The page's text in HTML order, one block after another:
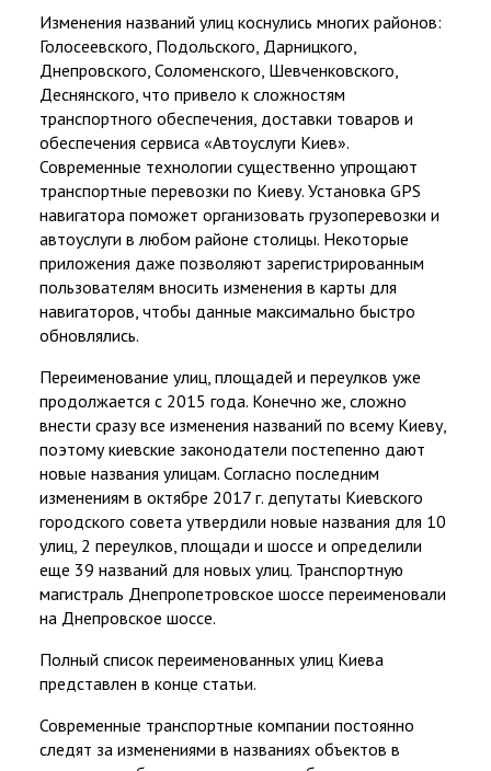
Изменения названий улиц коснулись многих районов:
Голосеевского, Подольского, Дарницкого,
Днепровского, Соломенского, Шевченковского,
Деснянского, что привело к сложностям
транспортного обеспечения, доставки товаров и
обеспечения сервиса «Автоуслуги Киев».
Современные технологии существенно упрощают
транспортные перевозки по Киеву. Установка GPS
навигатора поможет организовать грузоперевозки и
автоуслуги в любом районе столицы. Некоторые
приложения даже позволяют зарегистрированным
пользователям вносить изменения в карты для
навигаторов, чтобы данные максимально быстро
обновлялись.
Переименование улиц, площадей и переулков уже
продолжается с 2015 года. Конечно же, сложно
внести сразу все изменения названий по всему Киеву,
поэтому киевские законодатели постепенно дают
новые названия улицам. Согласно последним
изменениям в октябре 2017 г. депутаты Киевского
городского совета утвердили новые названия для 10
улиц, 2 переулков, площади и шоссе и определили
еще 39 названий для новых улиц. Транспортную
магистраль Днепропетровское шоссе переименовали
на Днепровское шоссе.
Полный список переименованных улиц Киева
представлен в конце статьи.
Современные транспортные компании постоянно
следят за изменениями в названиях объектов в